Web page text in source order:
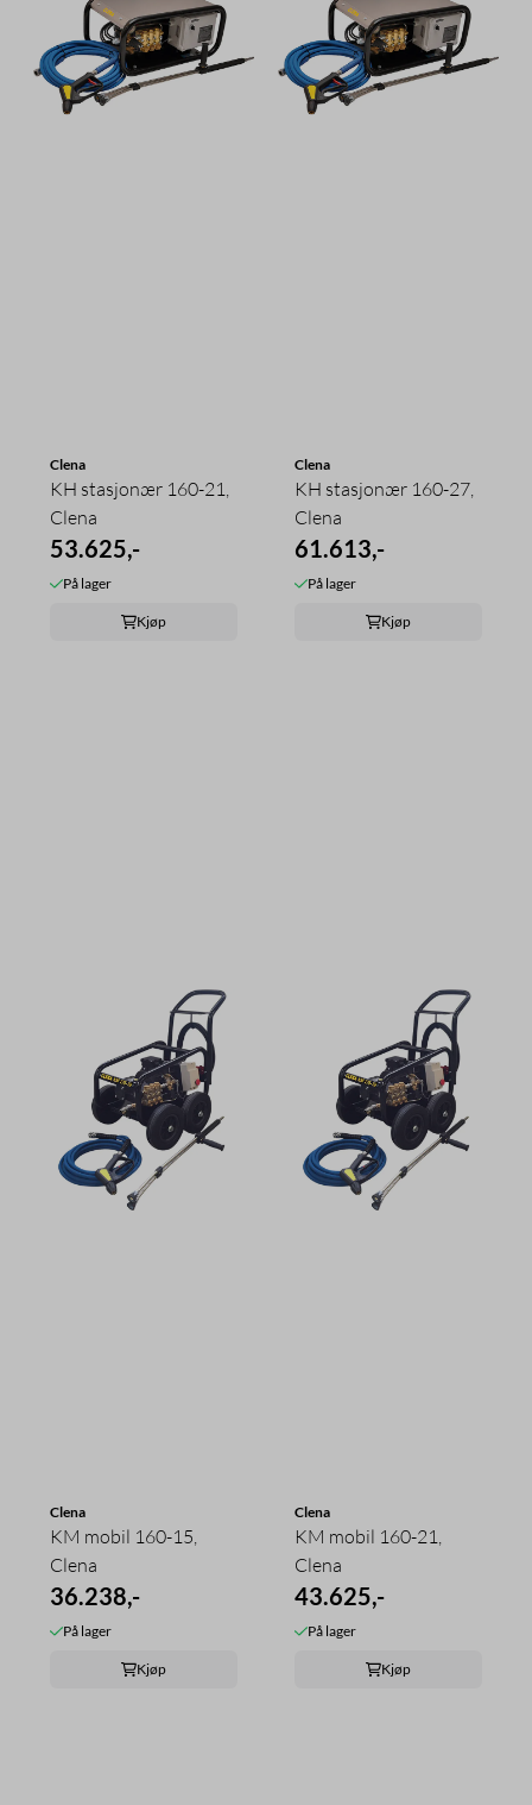
Clena
KH stasjonær 160-21,
Clena
53.625,-
På lager
Kjøp
Clena
KH stasjonær 160-27,
Clena
61.613,-
På lager
Kjøp
Clena
KM mobil 160-15,
Clena
36.238,-
På lager
Kjøp
Clena
KM mobil 160-21,
Clena
43.625,-
På lager
Kjøp